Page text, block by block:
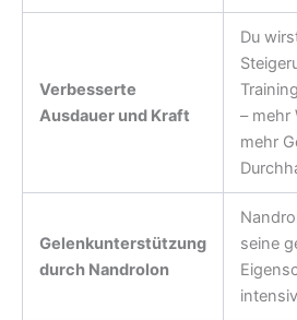
Verbesserte
Ausdauer und Kraft
Du
– mehr
mehr
Gelenkunterstützung
durch Nandrolon
seine